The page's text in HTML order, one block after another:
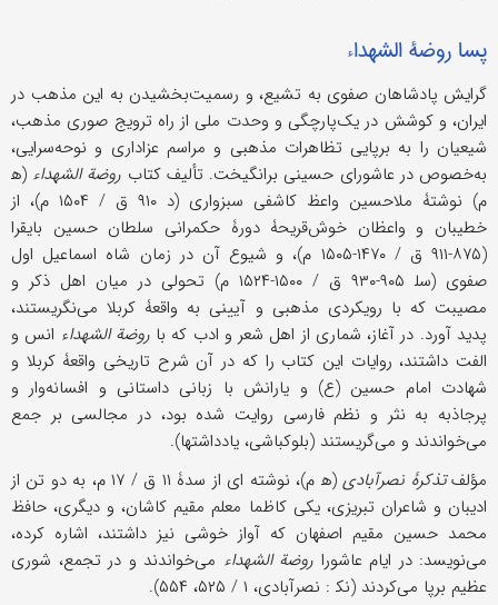
پسا روضة الشهداء
گرایش پادشاهان صفوی به تشیع، و رسمیت‌بخشیدن به این مذهب در
ایران، و کوشش در یک‌پارچگی و وحدت ملی از راه ترویج صوری مذهب،
شیعیان را به برپایی تظاهرات مذهبی و مراسم عزاداری و نوحه‌سرایی،
به‌خصوص در عاشورای حسینی برانگیخت. تألیف کتاب روضة الشهداء (ه‍
م) نوشتۀ ملاحسین واعظ کاشفی سبزواری (د ۹۱۰ ق / ۱۵۰۴ م)، از
خطیبان و واعظان خوش‌قریحۀ دورۀ حکمرانی سلطان حسین بایقرا
(۸۷۵-۹۱۱ ق / ۱۴۷۰-۱۵۰۵ م)، و شیوع آن در زمان شاه اسماعیل اول
صفوی (سل‍ ۹۰۵-۹۳۰ ق / ۱۵۰۰-۱۵۲۴ م) تحولی در میان اهل ذکر و
مصیبت که با رویکردی مذهبی و آیینی به واقعۀ کربلا می‌نگریستند،
پدید آورد. در آغاز، شماری از اهل شعر و ادب که باروضة الشهداء انس و
الفت داشتند، روایات این کتاب را که در آن شرح تاریخی واقعۀ کربلا و
شهادت امام حسین (ع) و یارانش با زبانی داستانی و افسانه‌وار و
پرجاذبه به نثر و نظم فارسی روایت شده بود، در مجالسی بر جمع
می‌خواندند و می‌گریستند (بلوکباشی، یادداشتها).
مؤلفتذکرۀ نصرآبادی
(ه‍ م)، نوشته ای از سدۀ ۱۱ ق / ۱۷ م، به دو تن از
ادیبان و شاعران تبریزی، یکی کاظما معلم مقیم کاشان، و دیگری، حافظ
محمد حسین مقیم اصفهان که آواز خوشی نیز داشتند، اشاره کرده،
می‌نویسد: در ایام عاشورا روضة الشهداء می‌خواندند و در تجمع، شوری
عظیم برپا می‌کردند (نک‍ : نصرآبادی، ۱ / ۵۲۵، ۵۵۴).